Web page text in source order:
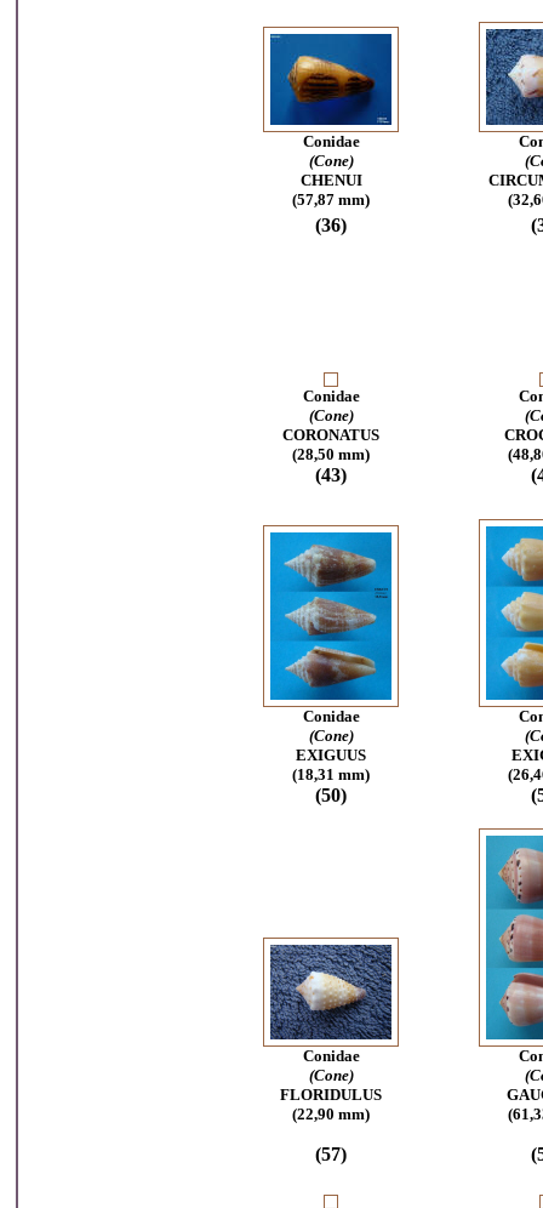
Conidae
(Cone)
CHENUI
(57,87 mm)
(36)
Conidae
(Cone)
CORONATUS
(28,50 mm)
(43)
Conidae
(Cone)
EXIGUUS
(18,31 mm)
(50)
Conidae
(Cone)
FLORIDULUS
(22,90 mm)
G
(57)